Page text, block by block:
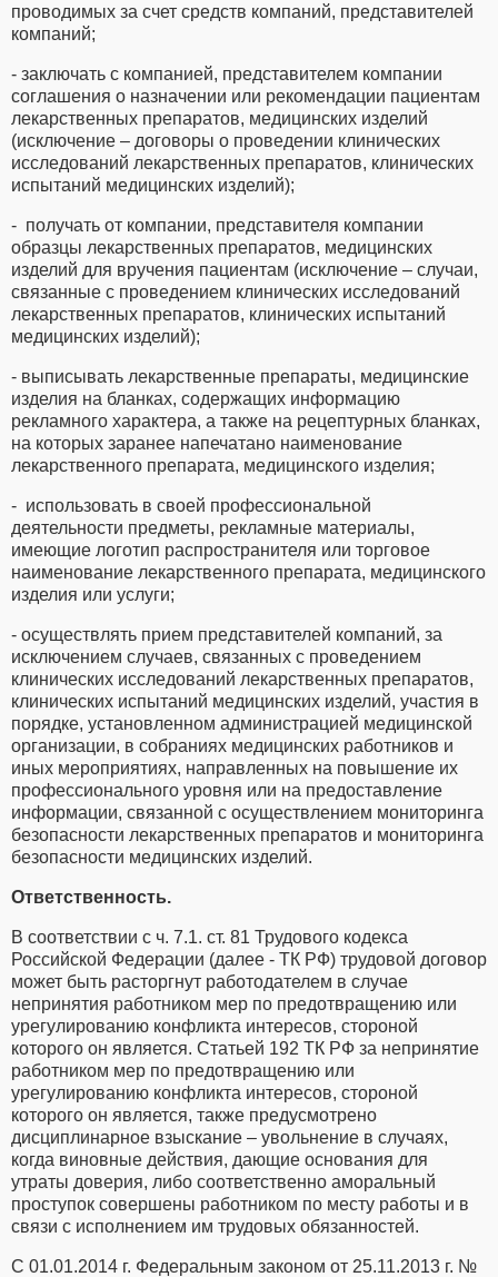
проводимых за счет средств компаний, представителей
компаний;
- заключать с компанией, представителем компании
соглашения о назначении или рекомендации пациентам
лекарственных препаратов, медицинских изделий
(исключение – договоры о проведении клинических
исследований лекарственных препаратов, клинических
испытаний медицинских изделий);
- получать от компании, представителя компании
образцы лекарственных препаратов, медицинских
изделий для вручения пациентам (исключение – случаи,
связанные с проведением клинических исследований
лекарственных препаратов, клинических испытаний
медицинских изделий);
- выписывать лекарственные препараты, медицинские
изделия на бланках, содержащих информацию
рекламного характера, а также на рецептурных бланках,
на которых заранее напечатано наименование
лекарственного препарата, медицинского изделия;
- использовать в своей профессиональной
деятельности предметы, рекламные материалы,
имеющие логотип распространителя или торговое
наименование лекарственного препарата, медицинского
изделия или услуги;
- осуществлять прием представителей компаний, за
исключением случаев, связанных с проведением
клинических исследований лекарственных препаратов,
клинических испытаний медицинских изделий, участия в
порядке, установленном администрацией медицинской
организации, в собраниях медицинских работников и
иных мероприятиях, направленных на повышение их
профессионального уровня или на предоставление
информации, связанной с осуществлением мониторинга
безопасности лекарственных препаратов и мониторинга
безопасности медицинских изделий.
Ответственность.
В соответствии с ч. 7.1. ст. 81 Трудового кодекса
Российской Федерации (далее - ТК РФ) трудовой договор
может быть расторгнут работодателем в случае
непринятия работником мер по предотвращению или
урегулированию конфликта интересов, стороной
которого он является. Статьей 192 ТК РФ за непринятие
работником мер по предотвращению или
урегулированию конфликта интересов, стороной
которого он является, также предусмотрено
дисциплинарное взыскание – увольнение в случаях,
когда виновные действия, дающие основания для
утраты доверия, либо соответственно аморальный
проступок совершены работником по месту работы и в
связи с исполнением им трудовых обязанностей.
С 01.01.2014 г. Федеральным законом от 25.11.2013 г. №